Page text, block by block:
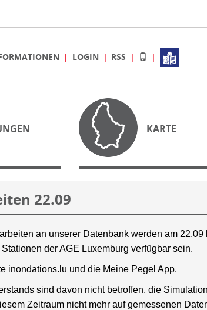
LOGIN RSS
KARTE
22.09
an unserer Datenbank werden am 22.09
der AGE Luxemburg verfügbar sein.
inondations.lu und die Meine Pegel App.
sind davon nicht betroffen, die
Zeitraum nicht mehr auf gemessenen